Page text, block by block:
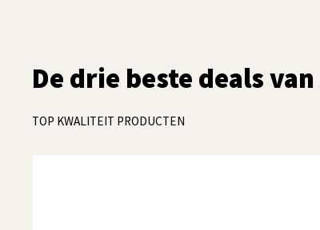
De drie beste deals
TOP KWALITEIT PRODUCTEN